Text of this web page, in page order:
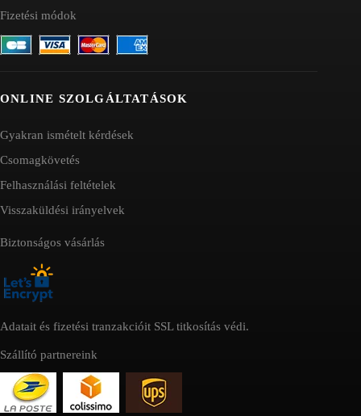
Fizetési módok
ONLINE SZOLGÁLTATÁSOK
Gyakran ismételt kérdések
Csomagkövetés
Felhasználási feltételek
Visszaküldési irányelvek
Biztonságos vásárlás
Adatait és fizetési tranzakcióit SSL titkosítás védi.
Szállító partnereink